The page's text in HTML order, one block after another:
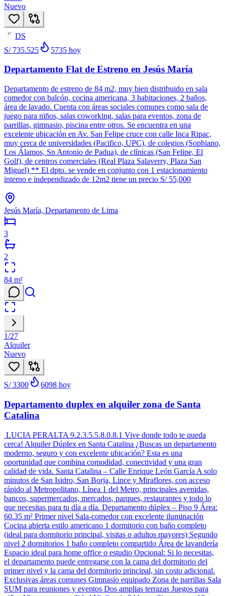
Nuevo
47
DS
S/ 735.525
5735 hoy
Departamento Flat de Estreno en Jesús María
Departamento de estreno de 84 m2, muy bien distribuido en sala
comedor con balcón, cocina americana, 3 habitaciones, 2 baños,
área de lavado. Cuenta con áreas sociales comunes como sala de
juego para niños, salas coworking, salas para eventos, zona de
parrillas, gimnasio, piscina entre otros. Se encuentra en una
excelente ubicación en Av. San Felipe cruce con calle Inca Ripac,
muy cerca de universidades (Pacifico, UPC), de colegios (Sophiano,
Los Álamos, Sn Antonio de Padua), de clínicas (San Felipe, El
Golf), de centros comerciales (Real Plaza Salaverry, Plaza San
Miguel) ** El dpto. se vende en conjunto con 1 estacionamiento
interno e independizado de 12m2 tiene un precio S/ 55,000
Jesús María, Departamento de Lima
3
2
84 m²
1/27
Alquiler
Nuevo
S/ 3300 6098 hoy
Departamento duplex en alquiler zona de Santa
Catalina
LUCIA PERALTA 9.2.3.5.5.8.0.8.1 Vive donde todo te queda
cerca! Alquiler Dúplex en Santa Catalina ¿Buscas un departamento
moderno, seguro y con excelente ubicación? Esta es una
oportunidad que combina comodidad, conectividad y una gran
calidad de vida. Santa Catalina – Calle Enrique León García A solo
minutos de San Isidro, San Borja, Lince y Miraflores, con acceso
rápido al Metropolitano, Línea 1 del Metro, principales avenidas,
bancos, supermercados, mercados, parques, restaurantes y todo lo
que necesitas para tu día a día. Departamento dúplex – Piso 9 Área:
60.35 m² Primer nivel Sala-comedor con excelente iluminación
Cocina abierta estilo americano 1 dormitorio con baño completo
(ideal para dormitorio principal, visitas o adultos mayores) Segundo
nivel 2 dormitorios 1 baño completo compartido Área de lavandería
Espacio ideal para home office o estudio Opcional: Si lo necesitas,
el departamento puede entregarse con la cama del dormitorio del
primer nivel y la cama del dormitorio principal, sin costo adicional.
Exclusivas áreas comunes Gimnasio equipado Zona de parrillas Sala
SUM para reuniones y eventos Dos amplias terrazas Juegos para